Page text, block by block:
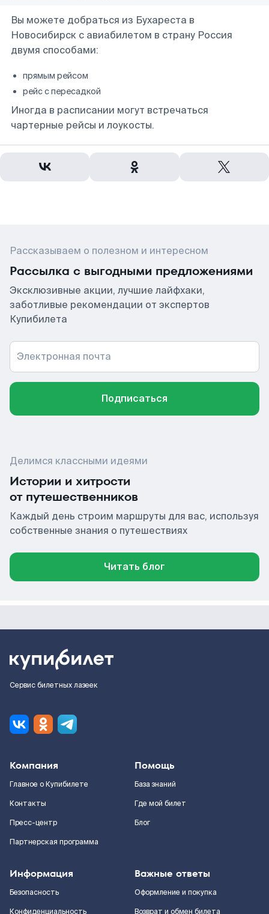
Вы можете добраться из Бухареста в
Новосибирск с авиабилетом в страну Россия
двумя способами:
прямым рейсом
рейс с пересадкой
Иногда в расписании могут встречаться
чартерные рейсы и лоукосты.
Рассказываем о полезном и интересном
Рассылка с выгодными предложениями
Эксклюзивные акции, лучшие лайфхаки,
заботливые рекомендации от экспертов
Купибилета
Электронная почта
Подписаться
Делимся классными идеями
Истории и хитрости
от путешественников
Каждый день строим маршруты для вас, используя
собственные знания о путешествиях
Читать блог
Сервис билетных лазеек
Компания
Главное о Купибилете
Контакты
Пресс-центр
Партнерская программа
Помощь
База знаний
Где мой билет
Блог
Информация
Безопасность
Конфиденциальность
Важные ответы
Оформление и покупка
Возврат и обмен билета